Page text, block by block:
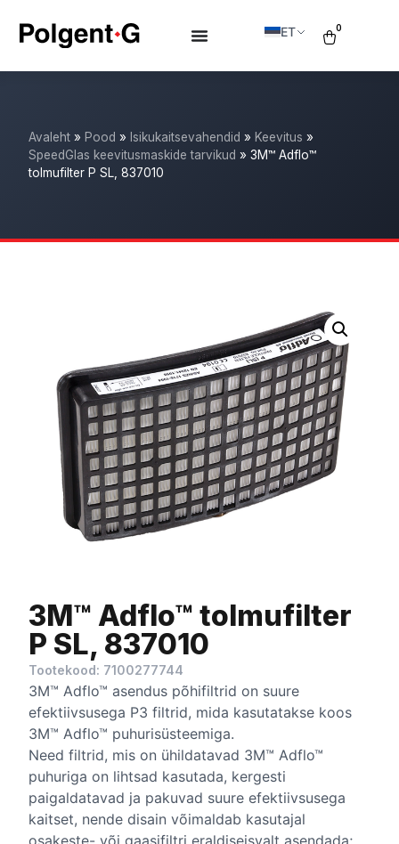
ET 0
Avaleht » Pood » Isikukaitsevahendid » Keevitus »
SpeedGlas keevitusmaskide tarvikud » 3M™ Adflo™
tolmufilter P SL, 837010
3M™ Adflo™ tolmufilter
P SL, 837010
Tootekood: 7100277744
3M™ Adflo™ asendus põhifiltrid on suure
efektiivsusega P3 filtrid, mida kasutatakse koos
3M™ Adflo™ puhurisüsteemiga.
Need filtrid, mis on ühildatavad 3M™ Adflo™
puhuriga on lihtsad kasutada, kergesti
paigaldatavad ja pakuvad suure efektiivsusega
kaitset, nende disain võimaldab kasutajal
osakeste- või gaasifiltri eraldiseisvalt asendada;